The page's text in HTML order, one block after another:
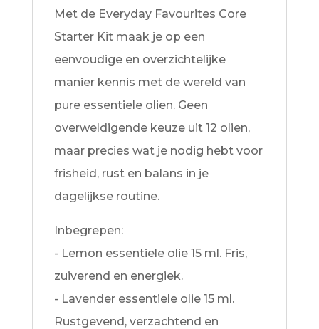
Met de Everyday Favourites Core
Starter Kit maak je op een
eenvoudige en overzichtelijke
manier kennis met de wereld van
pure essentiele olien. Geen
overweldigende keuze uit 12 olien,
maar precies wat je nodig hebt voor
frisheid, rust en balans in je
dagelijkse routine.
Inbegrepen:
- Lemon essentiele olie 15 ml. Fris,
zuiverend en energiek.
- Lavender essentiele olie 15 ml.
Rustgevend, verzachtend en